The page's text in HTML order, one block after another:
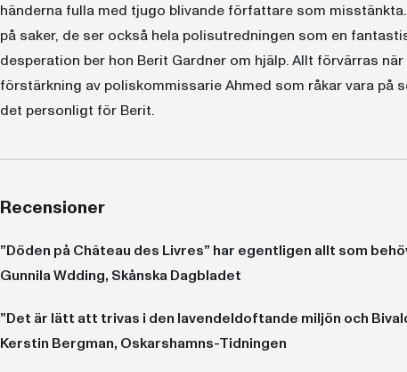
händerna fulla med tjugo blivande författare som
på saker, de ser också hela polisutredningen som en
desperation ber hon Berit Gardner om hjälp. Allt förvärras
förstärkning av poliskommissarie Ahmed som råkar vara på
det personligt för Berit.
Recensioner
”Döden på Château des Livres” har egentligen allt som
Gunnila Wdding, Skånska Dagbladet
”Det är lätt att trivas i den lavendeldoftande miljön och
Kerstin Bergman, Oskarshamns-Tidningen